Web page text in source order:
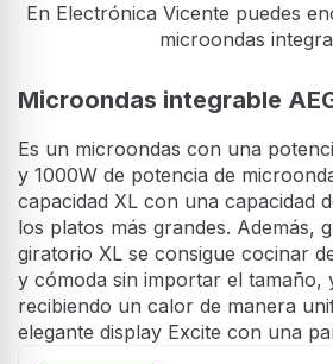
En Electrónica Vicente puedes
microondas
Microondas integrable
Es un microondas con una
y 1000W de potencia de
capacidad XL con una capacidad
los platos más grandes. Además,
giratorio XL se consigue cocinar
y cómoda sin importar el tamaño,
recibiendo un calor de manera
elegante display Excite con una